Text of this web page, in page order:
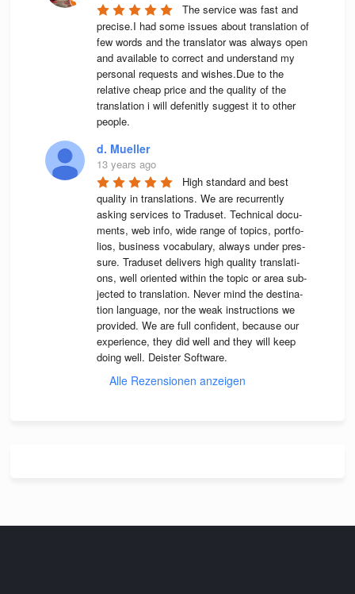
The service was fast and
precise.I had some issues about translation of
few words and the translator was always open
and available to correct and understand my
personal requests and wishes.Due to the
relative cheap price and the quality of the
translation i will defenitly suggest it to other
people.
d. Mueller
13 years ago
High stan­dard and best
qua­lity in trans­la­ti­ons. We are recur­rently
asking ser­vices to Tra­du­set. Tech­ni­cal docu­
ments, web info, wide range of topics, port­fo­
lios, busi­ness voca­bu­lary, always under pres­
sure. Tra­du­set deli­vers high qua­lity trans­la­ti­
ons, well ori­en­ted wit­hin the topic or area sub­
jec­ted to trans­la­tion. Never mind the desti­na­
tion lan­guage, nor the weak instruc­tions we
pro­vi­ded. We are full con­fi­dent, because our
expe­ri­ence, they did well and they will keep
doing well. Deis­ter Software.
Alle Rezensionen anzeigen